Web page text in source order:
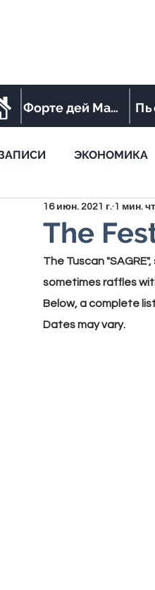
Форте дей Марми
ЭКОНОМИКА
STREET FOOD SPORT
The
16 июн. 2021 г. 1 мин.
The Tuscan "SAGRE
sometimes raffles
Below, a complete
Dates may vary.